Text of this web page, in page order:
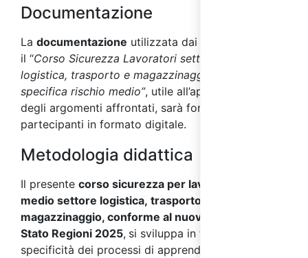
Documentazione
La documentazione utilizzata dai docenti durante
il “Corso Sicurezza Lavoratori settore
logistica, trasporto e magazzinaggio - parte
specifica rischio medio”, utile all’approfondimento
degli argomenti affrontati, sarà fornita ai
partecipanti in formato digitale.
Metodologia didattica
Il presente corso sicurezza per lavoratori rischio
medio settore logistica, trasporto e
magazzinaggio, conforme al nuovo Accordo
Stato Regioni 2025, si sviluppa in funzione delle
specificità dei processi di apprendimento e